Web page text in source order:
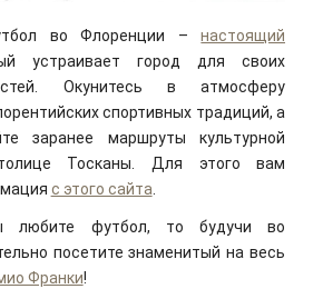
во Флоренции –настоящий
устраивает город для своих
Окунитесь в атмосферу
спортивных традиций, а
заранее маршруты культурной
Тосканы. Для этого вам
с этого сайта
любите футбол, то будучи во
посетите знаменитый на весь
Франки!